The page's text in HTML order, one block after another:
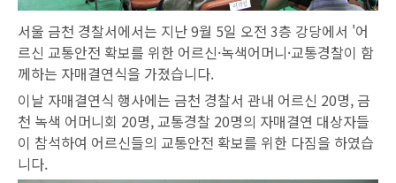
서울 금천 경찰서에서는 지난 9월 5일 오전 3층 강당에서 '어
르신 교통안전 확보를 위한 어르신·녹색어머니·교통경찰이 함
께하는 자매결연식을 가졌습니다.
이날 자매결연식 행사에는 금천 경찰서 관내 어르신 20명, 금
천 녹색 어머니회 20명, 교통경찰 20명의 자매결연 대상자들
이 참석하여 어르신들의 교통안전 확보를 위한 다짐을 하였습
니다.